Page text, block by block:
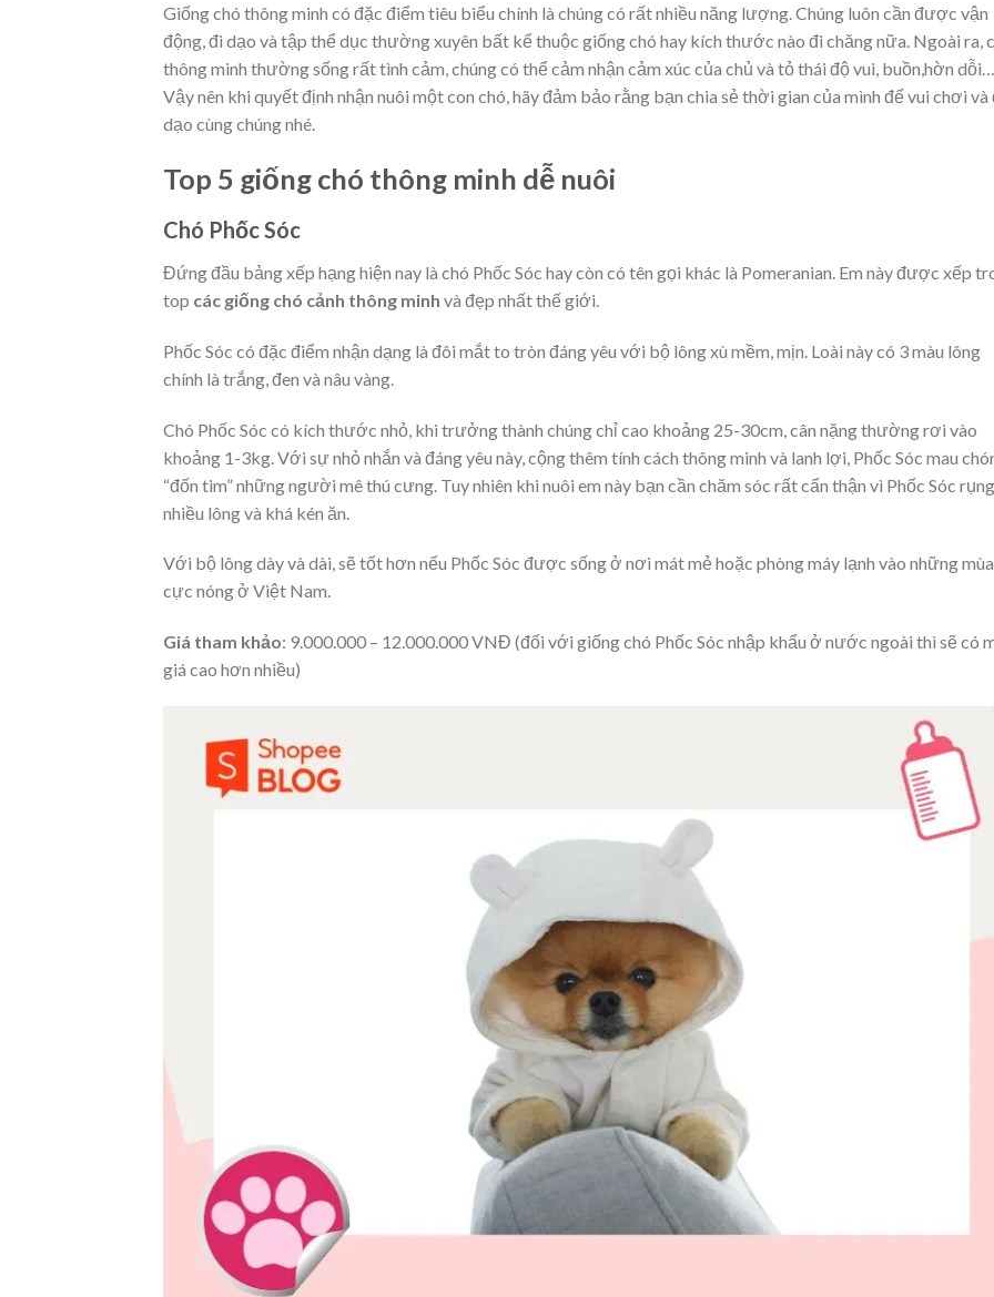
Giống chó thông minh có đặc điểm tiêu biểu chính là chúng có rất nhiều năng lượng. Chúng luôn cần được vận
động, đi dạo và tập thể dục thường xuyên bất kể thuộc giống chó hay kích thước nào đi chăng nữa. Ngoài ra,
thông minh thường sống rất tình cảm, chúng có thể cảm nhận cảm xúc của chủ và tỏ thái độ vui, buồn,hờn dỗi…
Vậy nên khi quyết định nhận nuôi một con chó, hãy đảm bảo rằng bạn chia sẻ thời gian của mình để vui chơi và
dạo cùng chúng nhé.
Top 5 giống chó thông minh dễ nuôi
Chó Phốc Sóc
Đứng đầu bảng xếp hạng hiện nay là chó Phốc Sóc hay còn có tên gọi khác là Pomeranian. Em này được xếp
top các giống chó cảnh thông minh và đẹp nhất thế giới.
Phốc Sóc có đặc điểm nhận dạng là đôi mắt to tròn đáng yêu với bộ lông xù mềm, mịn. Loài này có 3 màu lông
chính là trắng, đen và nâu vàng.
Chó Phốc Sóc có kích thước nhỏ, khi trưởng thành chúng chỉ cao khoảng 25-30cm, cân nặng thường rơi vào
khoảng 1-3kg. Với sự nhỏ nhắn và đáng yêu này, cộng thêm tính cách thông minh và lanh lợi, Phốc Sóc mau
“đốn tim” những người mê thú cưng. Tuy nhiên khi nuôi em này bạn cần chăm sóc rất cẩn thận vì Phốc Sóc rụng
nhiều lông và khá kén ăn.
Với bộ lông dày và dài, sẽ tốt hơn nếu Phốc Sóc được sống ở nơi mát mẻ hoặc phòng máy lạnh vào những mùa
cực nóng ở Việt Nam.
Giá tham khảo: 9.000.000 – 12.000.000 VNĐ (đối với giống chó Phốc Sóc nhập khẩu ở nước ngoài thì sẽ có
giá cao hơn nhiều)